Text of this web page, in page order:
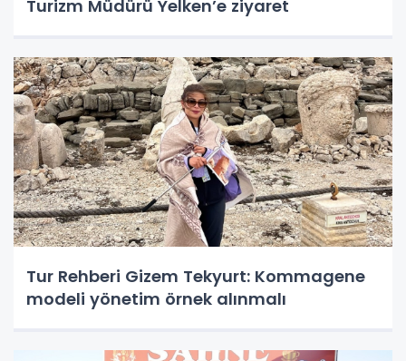
Turizm Müdürü Yelken’e ziyaret
Tur Rehberi Gizem Tekyurt: Kommagene
modeli yönetim örnek alınmalı